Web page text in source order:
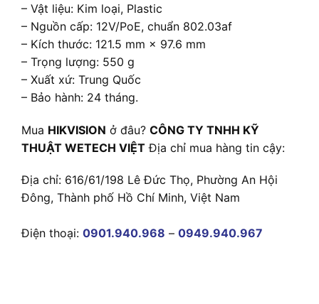
– Vật liệu: Kim loại, Plastic
– Nguồn cấp: 12V/PoE, chuẩn 802.03af
– Kích thước: 121.5 mm × 97.6 mm
– Trọng lượng: 550 g
– Xuất xứ: Trung Quốc
– Bảo hành: 24 tháng.
Mua HIKVISION ở đâu? CÔNG TY TNHH KỸ
THUẬT WETECH VIỆT Địa chỉ mua hàng tin cậy:
Địa chỉ: 616/61/198 Lê Đức Thọ, Phường An Hội
Đông, Thành phố Hồ Chí Minh, Việt Nam
Điện thoại: 0901.940.968 – 0949.940.967